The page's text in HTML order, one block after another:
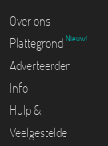
Over ons
Plattegrond Nieuw!
Adverteerder
Info
Hulp &
Veelgestelde